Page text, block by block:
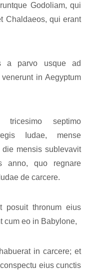
Godoliam, qui
Chaldaeos, qui erant
a parvo usque ad
in Aegyptum
septimo
Iudae, mense
mensis sublevavit
anno, quo regnare
de carcere.
posuit thronum eius
cum eo in Babylone,
in carcere; et
eius cunctis